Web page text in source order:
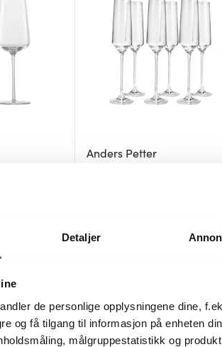
Detaljer
de personlige opplysningene dine,
og få tilgang til informasjon på enheten
målgruppestatistikk og
Anders Petter
Mer fra samme